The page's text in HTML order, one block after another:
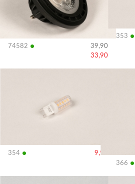
74582 •
39,90
33,90
353 •
354 • 9,90
Bekijk
366 •
Bekijk
Bekijk
Bekijk